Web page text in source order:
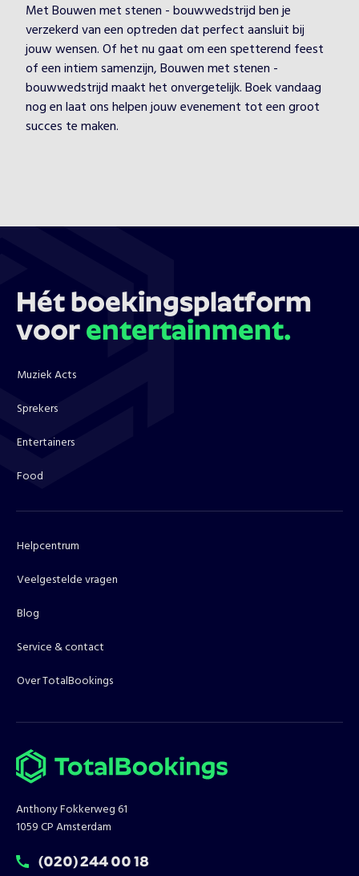
Met Bouwen met stenen - bouwwedstrijd ben je
verzekerd van een optreden dat perfect aansluit bij
jouw wensen. Of het nu gaat om een spetterend feest
of een intiem samenzijn, Bouwen met stenen -
bouwwedstrijd maakt het onvergetelijk. Boek vandaag
nog en laat ons helpen jouw evenement tot een groot
succes te maken.
Hét boekingsplatform
voor entertainment.
Muziek Acts
Sprekers
Entertainers
Food
Helpcentrum
Veelgestelde vragen
Blog
Service & contact
Over TotalBookings
Anthony Fokkerweg 61
1059 CP Amsterdam
T:
(020) 244 00 18